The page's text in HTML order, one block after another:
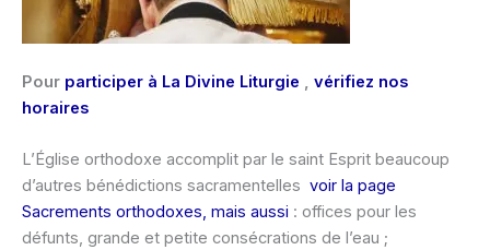
Pour participer à La Divine Liturgie , vérifiez nos
horaires
L’Église orthodoxe accomplit par le saint Esprit beaucoup
d’autres bénédictions sacramentelles voir la page
Sacrements orthodoxes, mais aussi : offices pour les
défunts, grande et petite consécrations de l’eau ;